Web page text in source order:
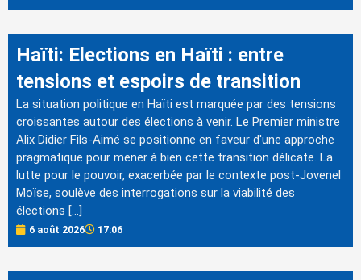
Haïti: Elections en Haïti : entre
tensions et espoirs de transition
La situation politique en Haïti est marquée par des tensions
croissantes autour des élections à venir. Le Premier ministre
Alix Didier Fils-Aimé se positionne en faveur d'une approche
pragmatique pour mener à bien cette transition délicate. La
lutte pour le pouvoir, exacerbée par le contexte post-Jovenel
Moïse, soulève des interrogations sur la viabilité des
élections […]
6 août 2026 17:06